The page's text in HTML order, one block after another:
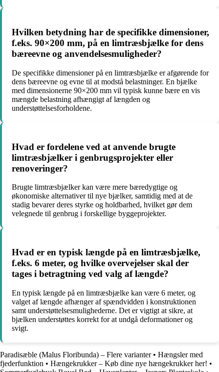
Hvilken betydning har de specifikke dimensioner,
f.eks. 90×200 mm, på en limtræsbjælke for dens
bæreevne og anvendelsesmuligheder?
De specifikke dimensioner på en limtræsbjælke er afgørende for
dens bæreevne og evne til at modstå belastninger. En bjælke
med dimensionerne 90×200 mm vil typisk kunne bære en vis
mængde belastning afhængigt af længden og
understøttelsesforholdene.
Hvad er fordelene ved at anvende brugte
limtræsbjælker i genbrugsprojekter eller
renoveringer?
Brugte limtræsbjælker kan være mere bæredygtige og
økonomiske alternativer til nye bjælker, samtidig med at de
stadig bevarer deres styrke og holdbarhed, hvilket gør dem
velegnede til genbrug i forskellige byggeprojekter.
Hvad er en typisk længde på en limtræsbjælke,
f.eks. 6 meter, og hvilke overvejelser skal der
tages i betragtning ved valg af længde?
En typisk længde på en limtræsbjælke kan være 6 meter, og
valget af længde afhænger af spændvidden i konstruktionen
samt understøttelsesmulighederne. Det er vigtigt at sikre, at
bjælken understøttes korrekt for at undgå deformationer og
svigt.
Paradisæble (Malus Floribunda) – Flere varianter• Hængsler med
fjederfunktion • Hængekrukker – Køb dine nye hængekrukker her! •